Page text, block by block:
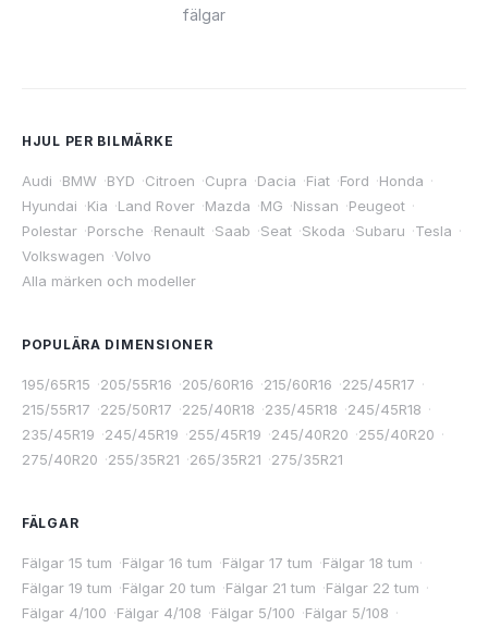
fälgar
HJUL PER BILMÄRKE
Audi ·BMW ·BYD ·Citroen ·Cupra ·Dacia ·Fiat ·Ford ·Honda ·
Hyundai ·Kia ·Land Rover ·Mazda ·MG ·Nissan ·Peugeot ·
Polestar ·Porsche ·Renault ·Saab ·Seat ·Skoda ·Subaru ·Tesla ·
Volkswagen ·Volvo
Alla märken och modeller
POPULÄRA DIMENSIONER
195/65R15 ·205/55R16 ·205/60R16 ·215/60R16 ·225/45R17 ·
215/55R17 ·225/50R17 ·225/40R18 ·235/45R18 ·245/45R18 ·
235/45R19 ·245/45R19 ·255/45R19 ·245/40R20 ·255/40R20 ·
275/40R20 ·255/35R21 ·265/35R21 ·275/35R21
FÄLGAR
Fälgar 15 tum ·Fälgar 16 tum ·Fälgar 17 tum ·Fälgar 18 tum ·
Fälgar 19 tum ·Fälgar 20 tum ·Fälgar 21 tum ·Fälgar 22 tum ·
Fälgar 4/100 ·Fälgar 4/108 ·Fälgar 5/100 ·Fälgar 5/108 ·